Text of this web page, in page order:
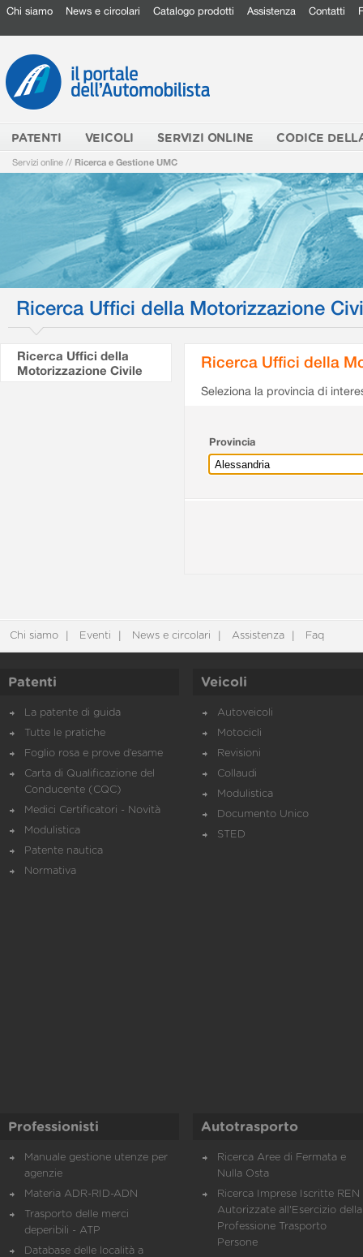
Chi siamo News e circolari Catalogo prodotti Assistenza Contatti
PATENTI VEICOLI SERVIZI ONLINE CODICE
Servizi online // Ricerca e Gestione UMC
Ricerca Uffici della Motorizzazione
Ricerca Uffici della
Motorizzazione Civile
Ricerca Uffici della
Seleziona la provincia di
Provincia
Chi siamo Eventi News e circolari Assistenza Faq
Patenti
La patente di guida
Tutte le pratiche
Foglio rosa e prove d’esame
Carta di Qualificazione del
Conducente (CQC)
Medici Certificatori - Novità
Modulistica
Patente nautica
Normativa
Veicoli
Autoveicoli
Motocicli
Revisioni
Collaudi
Modulistica
Documento Unico
STED
Professionisti
Manuale gestione utenze per
agenzie
Materia ADR-RID-ADN
Trasporto delle merci
deperibili - ATP
Database delle località a
Autotrasporto
Ricerca Aree di Fermata e
Nulla Osta
Ricerca Imprese Iscritte REN
Autorizzate all'Esercizio della
Professione Trasporto
Persone